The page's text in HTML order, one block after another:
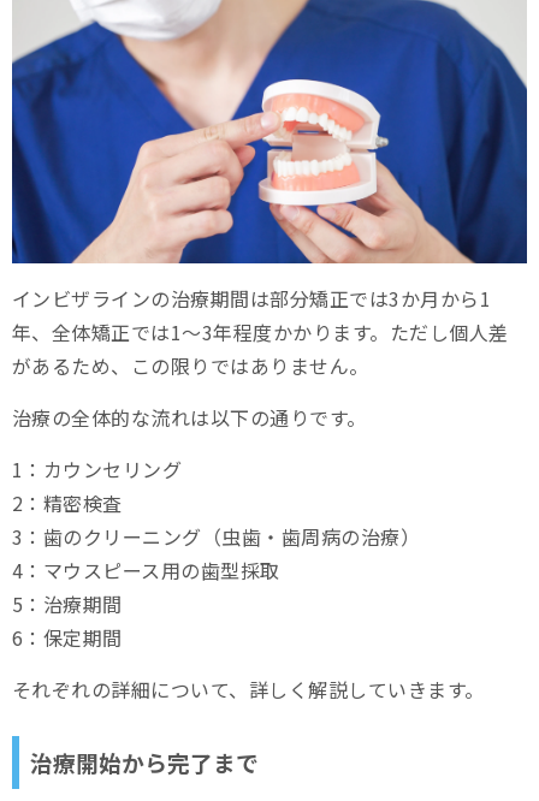
インビザラインの治療期間は部分矯正では3か月から1
年、全体矯正では1～3年程度かかります。ただし個人差
があるため、この限りではありません。
治療の全体的な流れは以下の通りです。
1：カウンセリング
2：精密検査
3：歯のクリーニング（虫歯・歯周病の治療）
4：マウスピース用の歯型採取
5：治療期間
6：保定期間
それぞれの詳細について、詳しく解説していきます。
治療開始から完了まで